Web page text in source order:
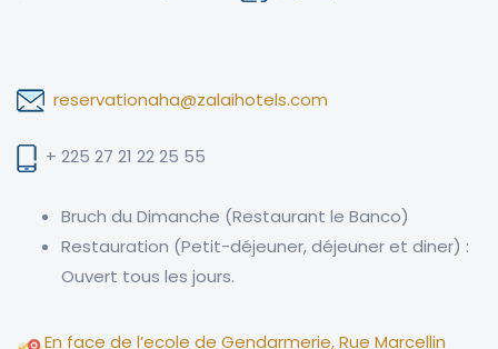
reservationaha@zalaihotels.com
+ 225 27 21 22 25 55
Bruch du Dimanche (Restaurant le Banco)
Restauration (Petit-déjeuner, déjeuner et diner) :
Ouvert tous les jours.
En face de l’ecole de Gendarmerie, Rue Marcellin